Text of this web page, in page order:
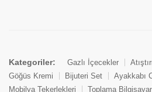
Kategoriler: Gazlı İçecekler
Göğüs Kremi
Bijuteri Set
Ayakkabı
Mobilya Tekerlekleri
Toplama